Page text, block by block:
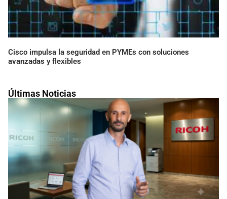
Últimas Noticias
Cisco impulsa la seguridad en PYMEs con soluciones
avanzadas y flexibles